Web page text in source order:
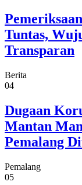
Tuntas,
Transparan
Berita
04
Dugaan
Mantan
Pemalang
Pemalang
05